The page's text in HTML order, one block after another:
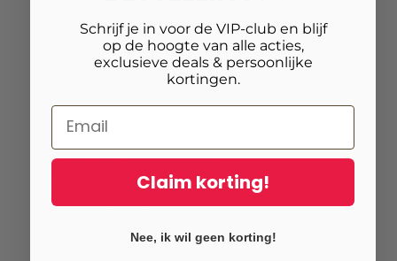
Foto op aluminium
Foto op canvas
Foto op vurenhout
Tuinposters
Fotoposter
Foto verlijmd op dibond
Foto op plexibond
Fineart prints
Foto op forex
Schrijf je in voor de VIP-club en blijf
op de hoogte van alle acties,
exclusieve deals & persoonlijke
kortingen.
Claim korting!
Nee, ik wil geen korting!